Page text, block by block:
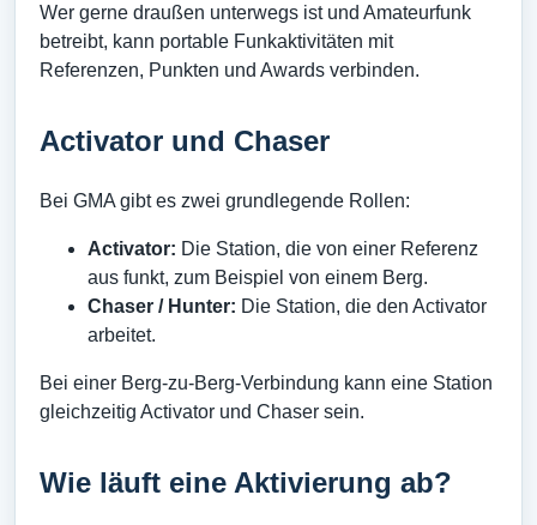
Wer gerne draußen unterwegs ist und Amateurfunk
betreibt, kann portable Funkaktivitäten mit
Referenzen, Punkten und Awards verbinden.
Activator und Chaser
Bei GMA gibt es zwei grundlegende Rollen:
Activator: Die Station, die von einer Referenz
aus funkt, zum Beispiel von einem Berg.
Chaser / Hunter: Die Station, die den Activator
arbeitet.
Bei einer Berg-zu-Berg-Verbindung kann eine Station
gleichzeitig Activator und Chaser sein.
Wie läuft eine Aktivierung ab?